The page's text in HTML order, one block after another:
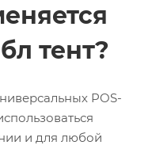
тент?
POS-
и для любой